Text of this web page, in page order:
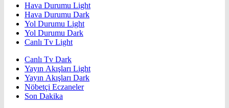
Hava Durumu Light
Hava Durumu Dark
Yol Durumu Light
Yol Durumu Dark
Canlı Tv Light
Canlı Tv Dark
Yayın Akışları Light
Yayın Akışları Dark
Nöbetçi Eczaneler
Son Dakika